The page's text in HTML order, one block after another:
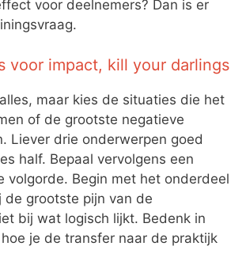
voor deelnemers? Dan is er
voor impact, kill your darlings
maar kies de situaties die het
of de grootste negatieve
Liever drie onderwerpen goed
half. Bepaal vervolgens een
volgorde. Begin met het onderdeel
de grootste pijn van de
bij wat logisch lijkt. Bedenk in
je de transfer naar de praktijk